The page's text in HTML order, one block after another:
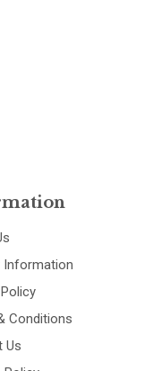
Information
Conditions
Us